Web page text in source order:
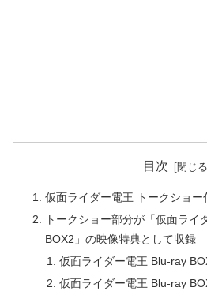
目次
仮面ライダー電王 トークショー
トークショー部分が「仮面ライ
BOX2」の映像特典として収録
仮面ライダー電王 Blu-ray
仮面ライダー電王 Blu-ray